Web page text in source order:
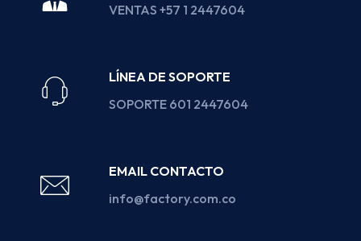
VENTAS +57 1 2447604
LÍNEA DE SOPORTE
SOPORTE 601 2447604
EMAIL CONTACTO
info@factory.com.co